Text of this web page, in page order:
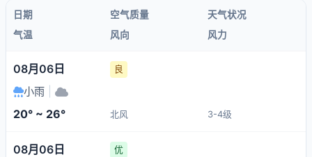
日期 空气质量
天气状况
气温
风向 风力
08月06日 良
小雨
20° ~ 26° 北风 3-4级
08月06日 优